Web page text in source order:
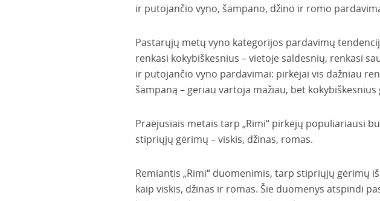
ir putojančio vyno, šampano, džino ir romo
Pastarųjų metų vyno kategorijos pardavimų
renkasi kokybiškesnius – vietoje saldesnių, renkasi
ir putojančio vyno pardavimai: pirkėjai vis dažniau
šampaną – geriau vartoja mažiau, bet kokybiškesnius
Praėjusiais metais tarp „Rimi“ pirkėjų populiariausi
stipriųjų gėrimų – viskis, džinas, romas.
Remiantis „Rimi“ duomenimis, tarp stipriųjų gėrimų
kaip viskis, džinas ir romas. Šie duomenys atspindi